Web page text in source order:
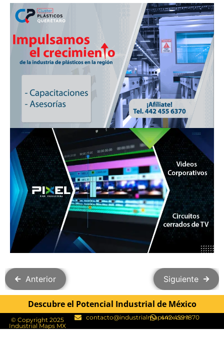
Anterior Siguiente
Descubre el Potencial Industrial de México
© Copyright 2025
Industrial Maps MX​
contacto@industrialmapsmx.com
442 459 1870